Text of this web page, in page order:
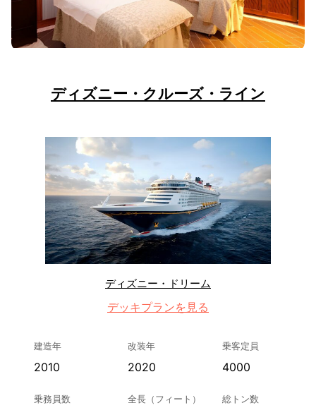
ディズニー・クルーズ・ライン
ディズニー・ドリーム
デッキプランを見る
建造年
2010
改装年
2020
乗客定員
4000
乗務員数 全長（フィート） 総トン数